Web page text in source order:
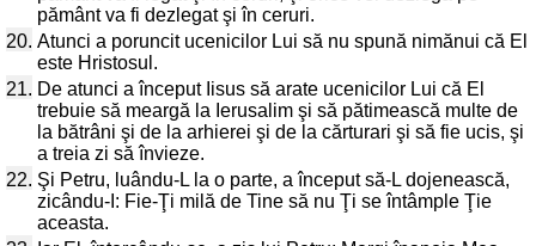
pământ va fi dezlegat şi în ceruri.
20. Atunci a poruncit ucenicilor Lui să nu spună nimănui că El
este Hristosul.
21. De atunci a început Iisus să arate ucenicilor Lui că El
trebuie să meargă la Ierusalim şi să pătimească multe de
la bătrâni şi de la arhierei şi de la cărturari şi să fie ucis, şi
a treia zi să învieze.
22. Şi Petru, luându-L la o parte, a început să-L dojenească,
zicându-I: Fie-Ţi milă de Tine să nu Ţi se întâmple Ţie
aceasta.